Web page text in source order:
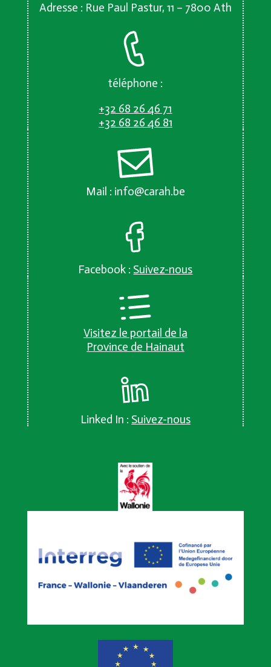
Adresse : Rue Paul Pastur, 11 – 7800 Ath
téléphone :
+32 68 26 46 71
+32 68 26 46 81
Mail : info@carah.be
Facebook : Suivez-nous
Visitez le portail de la
Province de Hainaut
Linked In : Suivez-nous